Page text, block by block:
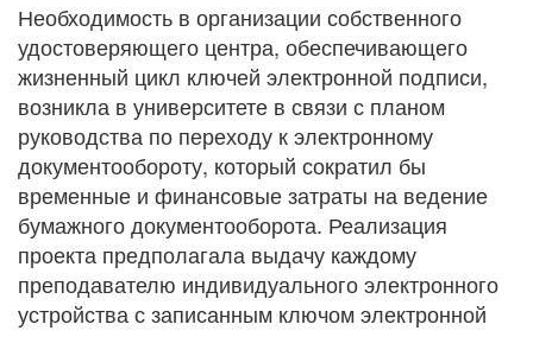
Необходимость в организации собственного
удостоверяющего центра, обеспечивающего
жизненный цикл ключей электронной подписи,
возникла в университете в связи с планом
руководства по переходу к электронному
документообороту, который сократил бы
временные и финансовые затраты на ведение
бумажного документооборота. Реализация
проекта предполагала выдачу каждому
преподавателю индивидуального электронного
устройства с записанным ключом электронной